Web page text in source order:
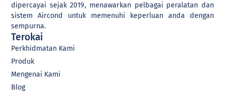
dipercayai sejak 2019, menawarkan pelbagai peralatan dan
sistem Aircond untuk memenuhi keperluan anda dengan
sempurna.
Terokai
Perkhidmatan Kami
Produk
Mengenai Kami
Blog